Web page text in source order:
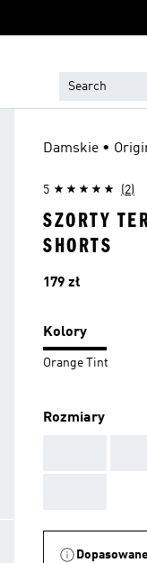
Damskie •
5 (2)
SZORTY
SHORTS
Cena
179 zł
Kolory
Orange Tint
Rozmiary